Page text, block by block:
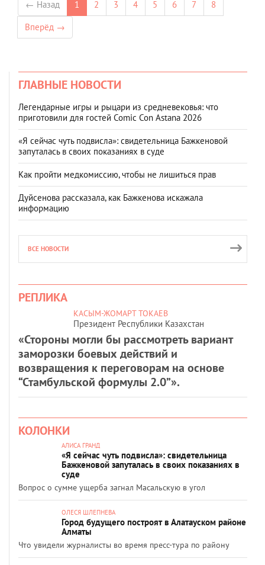
← Назад 1 2 3 4 5 6 7
8
Вперёд →
ГЛАВНЫЕ НОВОСТИ
Легендарные игры и рыцари из средневековья: что
приготовили для гостей Comic Con Astana 2026
«Я сейчас чуть подвисла»: свидетельница Бажкеновой
запуталась в своих показаниях в суде
Как пройти медкомиссию, чтобы не лишиться прав
Дуйсенова рассказала, как Бажкенова искажала
информацию
ВСЕ НОВОСТИ
РЕПЛИКА
КАСЫМ-ЖОМАРТ ТОКАЕВ
Президент Республики Казахстан
«Стороны могли бы рассмотреть вариант
заморозки боевых действий и
возвращения к переговорам на основе
“Стамбульской формулы 2.0”».
КОЛОНКИ
АЛИСА ГРАНД
«Я сейчас чуть подвисла»: свидетельница
Бажкеновой запуталась в своих показаниях в
суде
Вопрос о сумме ущерба загнал Масальскую в угол
ОЛЕСЯ ШЛЕПНЕВА
Город будущего построят в Алатауском районе
Алматы
Что увидели журналисты во время пресс-тура по району